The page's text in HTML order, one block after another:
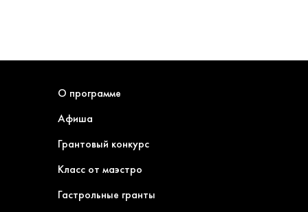
О программе
Афиша
Грантовый конкурс
Класс от маэстро
Гастрольные гранты